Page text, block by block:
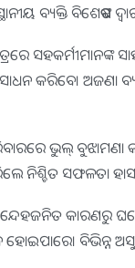
ବ୍ୟକ୍ତି ବିଶେଷଙ୍କ
କରିବେ। ଅଜଣା
ଭୁଲ୍‌ ବୁଝାମଣା
ନିଶ୍ଚିତ ସଫଳତା
କାରଣରୁ
ନ ହୋଇପାରେ। ବିଭିନ୍ନ